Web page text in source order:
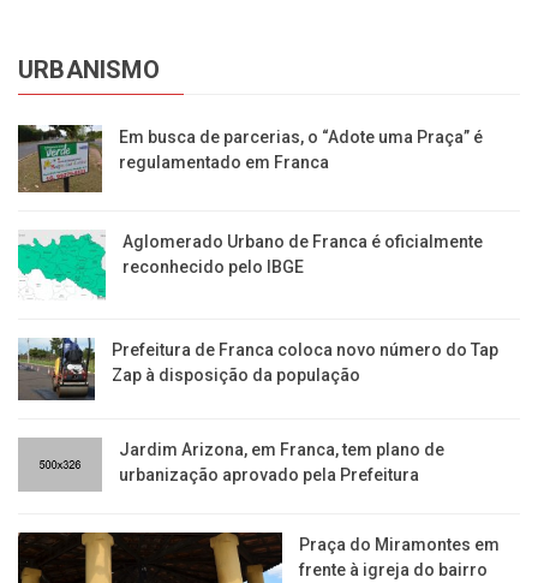
URBANISMO
Em busca de parcerias, o “Adote uma Praça” é
regulamentado em Franca
Aglomerado Urbano de Franca é oficialmente
reconhecido pelo IBGE
Prefeitura de Franca coloca novo número do Tap
Zap à disposição da população
Jardim Arizona, em Franca, tem plano de
urbanização aprovado pela Prefeitura
Praça do Miramontes em
frente à igreja do bairro